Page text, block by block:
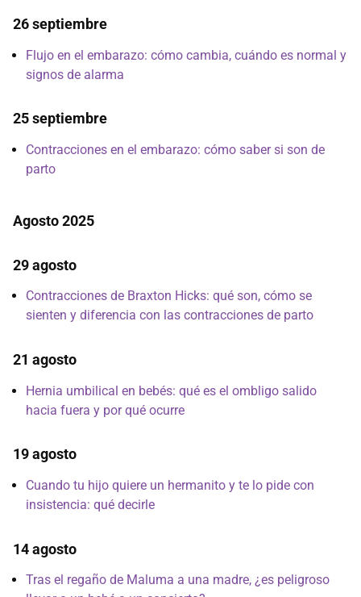
26 septiembre
Flujo en el embarazo: cómo cambia, cuándo es normal y
signos de alarma
25 septiembre
Contracciones en el embarazo: cómo saber si son de
parto
Agosto 2025
29 agosto
Contracciones de Braxton Hicks: qué son, cómo se
sienten y diferencia con las contracciones de parto
21 agosto
Hernia umbilical en bebés: qué es el ombligo salido
hacia fuera y por qué ocurre
19 agosto
Cuando tu hijo quiere un hermanito y te lo pide con
insistencia: qué decirle
14 agosto
Tras el regaño de Maluma a una madre, ¿es peligroso